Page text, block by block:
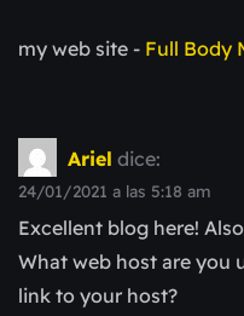
my web site - Full Body
Ariel dice:
24/01/2021 a las 5:18 am
Excellent blog here!
What web host are you
link to your host?